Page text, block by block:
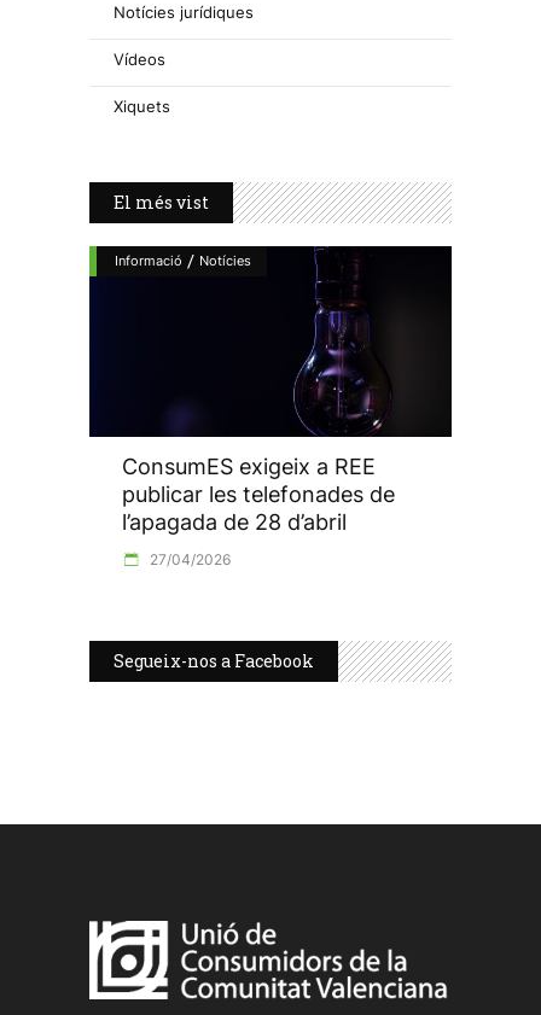
Notícies jurídiques
Vídeos
Xiquets
El més vist
Informació / Notícies
ConsumES exigeix a REE
publicar les telefonades de
l’apagada de 28 d’abril
27/04/2026
Segueix-nos a Facebook